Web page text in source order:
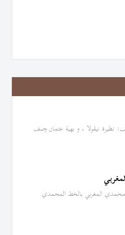
نظيرة نيقولا ، و بهية عثمان وصف
المغربي بالخط المحمدي